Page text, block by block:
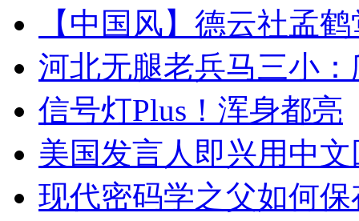
【中国风】德云社孟
河北无腿老兵马三小
信号灯Plus！浑身都亮
美国发言人即兴用中
现代密码学之父如何